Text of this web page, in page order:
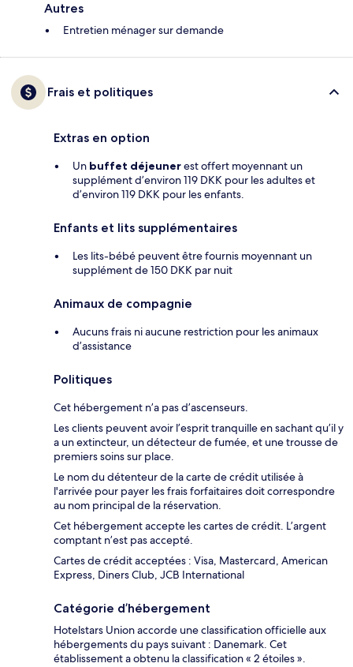
Autres
Entretien ménager sur demande
Frais et politiques
Extras en option
Un buffet déjeunerest offert moyennant un
supplément d’environ 119 DKK pour les adultes et
d’environ 119 DKK pour les enfants.
Enfants et lits supplémentaires
Les lits-bébé peuvent être fournis moyennant un
supplément de 150 DKK par nuit
Animaux de compagnie
Aucuns frais ni aucune restriction pour les animaux
d’assistance
Politiques
Cet hébergement n’a pas d’ascenseurs.
Les clients peuvent avoir l’esprit tranquille en sachant qu’il y
a un extincteur, un détecteur de fumée, et une trousse de
premiers soins sur place.
Le nom du détenteur de la carte de crédit utilisée à
l'arrivée pour payer les frais forfaitaires doit correspondre
au nom principal de la réservation.
Cet hébergement accepte les cartes de crédit. L’argent
comptant n’est pas accepté.
Cartes de crédit acceptées : Visa, Mastercard, American
Express, Diners Club, JCB International
Catégorie d’hébergement
Hotelstars Union accorde une classification officielle aux
hébergements du pays suivant : Danemark. Cet
établissement a obtenu la classification « 2 étoiles ».